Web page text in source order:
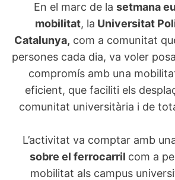
En el marc de la setmana
mobilitat, la Universitat
Catalunya, com a comunitat
persones cada dia, va voler
compromís amb una
eficient, que faciliti els
comunitat universitària i de
L’activitat va comptar amb
sobre el ferrocarril com a
mobilitat als campus